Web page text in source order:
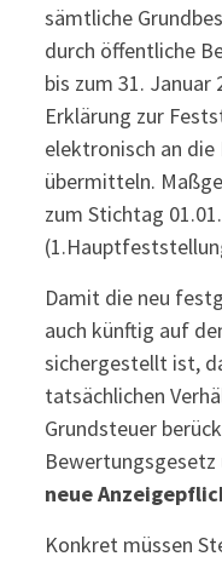
sämtliche
durch öffentliche
bis zum 31. Januar
Erklärung zur
elektronisch an die
übermitteln.
zum Stichtag
Damit die neu
auch künftig auf
sichergestellt ist,
tatsächlichen
Grundsteuer
neue
Konkret müssen